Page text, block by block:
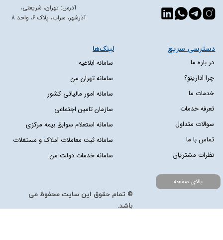
در باره ما
چرا ادارینو؟
خدمات ما
تعرفه خدمات
سوالات متداول
تماس با ما
نظرات مشتریان
دسترسی سریع​​​​​​​ لینک‌ها
سامانه ابلاغیه
سامانه تهران من
سامانه امور مالیاتی کشور
سازمان تامین اجتماعی
سامانه استعلام سوابق بیمه مرکزی
سامانه ثبت معاملات املاک و مستغلات
سامانه خدمات دولت من
© تمام حقوق این سایت محفوظ می
باشد.
بالای صفحه
آدرس: تهران، شریعتی،
آذرشهر، سراب، پلاک 6، واحد 8